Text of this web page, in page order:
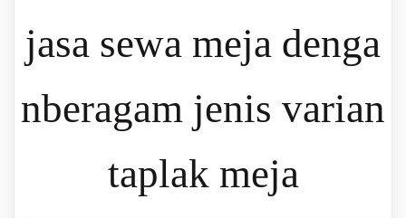
jasa sewa meja denga
nberagam jenis varian
taplak meja